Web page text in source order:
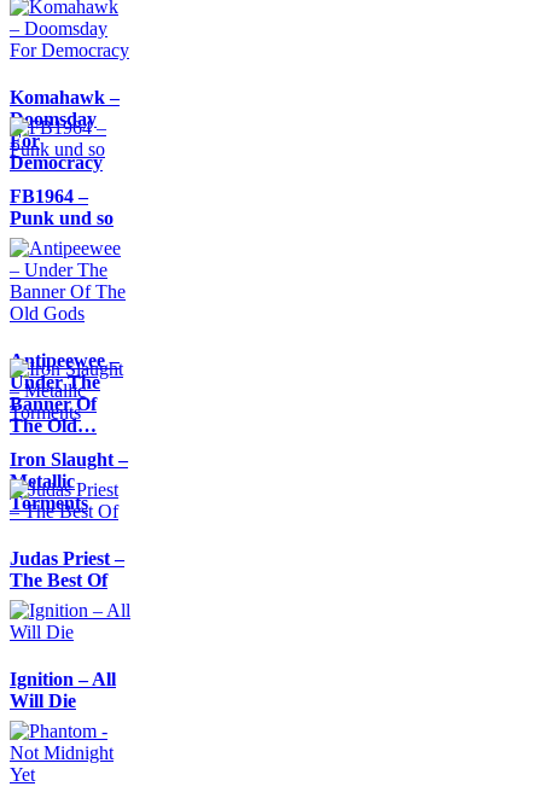
Komahawk –
Doomsday
For
Democracy
FB1964 –
Punk und so
Antipeewee –
Under The
Banner Of
The Old…
Iron Slaught –
Metallic
Torments
Judas Priest –
The Best Of
Ignition – All
Will Die